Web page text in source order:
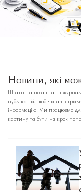
Новини, які
Штатні та позаштатні
публікацій, щоб читачі
інформацію. Ми працюємо
картину та бути на крок